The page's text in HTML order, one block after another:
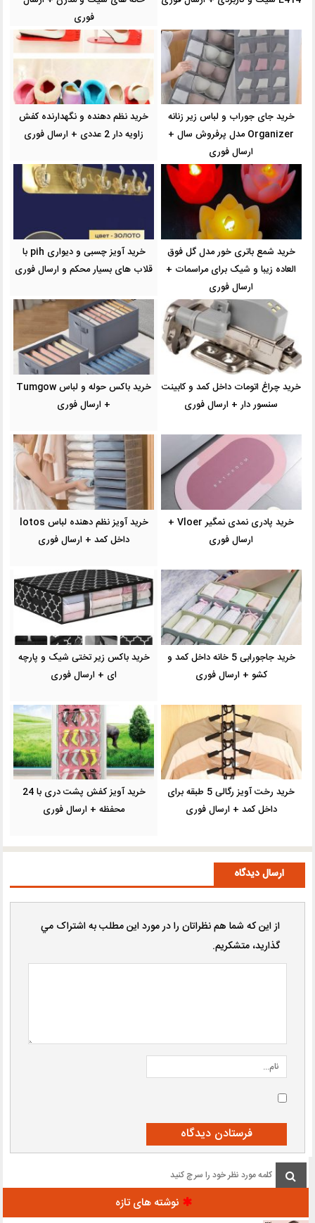
فوری
خرید جای جوراب و لباس زیر زنانه
Organizer مدل پرفروش سال +
ارسال فوری
خرید نظم دهنده و نگهدارنده کفش
زاویه دار 2 عددی + ارسال فوری
خرید شمع باتری خور مدل گل فوق
العاده زیبا و شیک برای مراسمات +
ارسال فوری
خرید آویز چسبی و دیواری pih با
قلاب های بسیار محکم و ارسال فوری
خرید چراغ اتومات داخل کمد و کابینت
سنسور دار + ارسال فوری
خرید باکس حوله و لباس Tumgow
+ ارسال فوری
خرید پادری نمدی نمگیر Vloer +
ارسال فوری
خرید آویز نظم دهنده لباس lotos
داخل کمد + ارسال فوری
خرید جاجورابی 5 خانه داخل کمد و
کشو + ارسال فوری
خرید باکس زیر تختی شیک و پارچه
ای + ارسال فوری
خرید رخت آویز رگالی 5 طبقه برای
داخل کمد + ارسال فوری
خرید آويز كفش پشت درى با 24
محفظه + ارسال فوری
نوشته های تازه